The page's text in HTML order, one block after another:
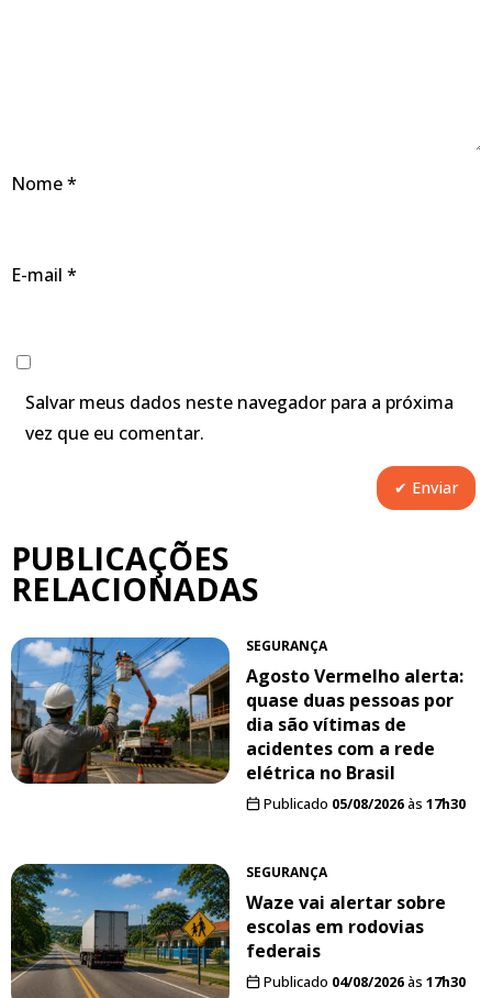
Nome*
E-mail *
Salvar meus dados neste navegador para a próxima
vez que eu comentar.
PUBLICAÇÕES
RELACIONADAS
SEGURANÇA
Agosto Vermelho alerta:
quase duas pessoas por
dia são vítimas de
acidentes com a rede
elétrica no Brasil
Publicado 05/08/2026às 17h30
SEGURANÇA
Waze vai alertar sobre
escolas em rodovias
federais
Publicado 04/08/2026às 17h30